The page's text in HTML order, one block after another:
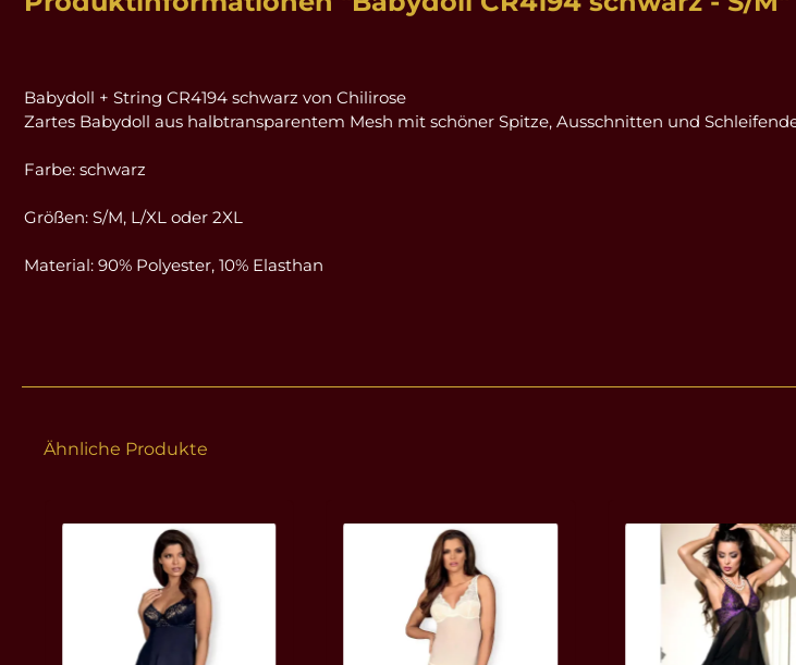
Babydoll + String CR4194 schwarz von Chilirose
Zartes Babydoll aus halbtransparentem Mesh mit schöner Spitze, Ausschnitten und
Farbe: schwarz
Größen: S/M, L/XL oder 2XL
Material: 90% Polyester, 10% Elasthan
Ähnliche Produkte